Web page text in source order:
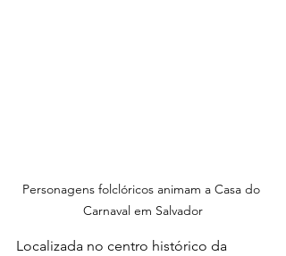
Personagens folclóricos animam a Casa do
Carnaval em Salvador
Localizada no centro histórico da